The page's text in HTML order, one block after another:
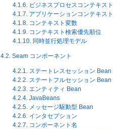
4.1.6. ビジネスプロセスコンテキスト
4.1.7. アプリケーションコンテキスト
4.1.8. コンテキスト変数
4.1.9. コンテキスト検索優先順位
4.1.10. 同時並行処理モデル
4.2. Seam コンポーネント
4.2.1. ステートレスセッション Bean
4.2.2. ステートフルセッション Bean
4.2.3. エンティティ Bean
4.2.4. JavaBeans
4.2.5. メッセージ駆動型 Bean
4.2.6. インタセプション
4.2.7. コンポーネント名